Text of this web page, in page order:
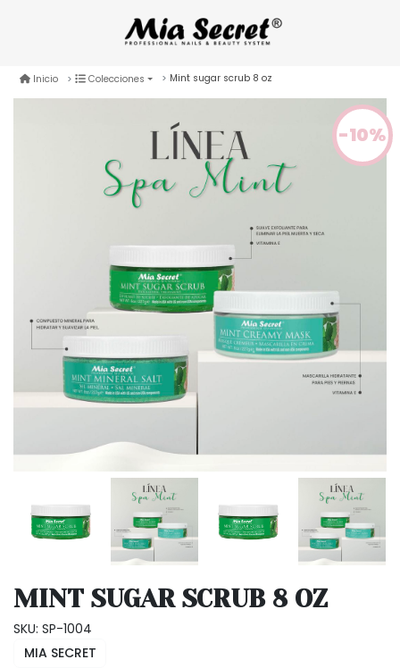
Inicio Colecciones Mint sugar scrub 8 oz
-10%
MINT SUGAR SCRUB 8 OZ
SKU: SP-1004
MIA SECRET